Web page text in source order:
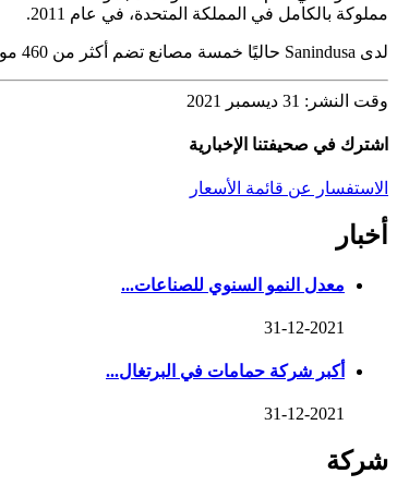
مملوكة بالكامل في المملكة المتحدة، في عام 2011.
لدى Sanindusa حاليًا خمسة مصانع تضم أكثر من 460 موظفًا، تغطي السيراميك الصحي ومنتجات الأكريليك وأحواض الاستحمام وألواح الدش وإكسسوارات الصنابير.
وقت النشر: 31 ديسمبر 2021
اشترك في صحيفتنا الإخبارية
الاستفسار عن قائمة الأسعار
أخبار
معدل النمو السنوي للصناعات...
31-12-2021
أكبر شركة حمامات في البرتغال...
31-12-2021
شركة